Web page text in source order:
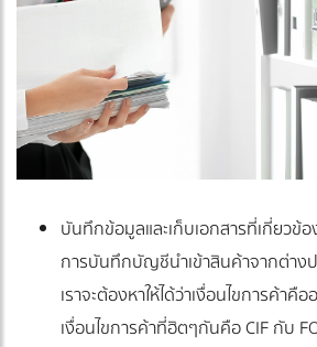
บันทึกข้อมูลและเก็บเอกสารที่เกี่ยวข้
การบันทึกบัญชีนำเข้าสินค้าจากต่าง
เราจะต้องหาให้ได้ว่าเงื่อนไขการค้าคื
เงื่อนไขการค้าที่ฮิตๆกันคือ CIF กับ